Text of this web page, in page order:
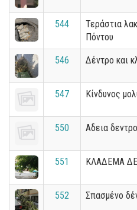
544
Τεράστια
Πόντου
546 Δέντρο και
547 Κίνδυνος
550 Αδεια
551 ΚΛΑΔΕΜΑ
552 Σπασμένο